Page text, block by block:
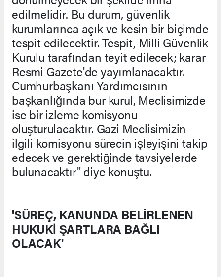
edilmelidir. Bu durum, güvenlik
kurumlarınca açık ve kesin bir biçimde
tespit edilecektir. Tespit, Milli Güvenlik
Kurulu tarafından teyit edilecek; karar
Resmi Gazete'de yayımlanacaktır.
Cumhurbaşkanı Yardımcısının
başkanlığında bur kurul, Meclisimizde
ise bir izleme komisyonu
oluşturulacaktır. Gazi Meclisimizin
ilgili komisyonu sürecin işleyişini takip
edecek ve gerektiğinde tavsiyelerde
bulunacaktır" diye konuştu.
'SÜREÇ, KANUNDA BELİRLENEN
HUKUKİ ŞARTLARA BAĞLI
OLACAK'